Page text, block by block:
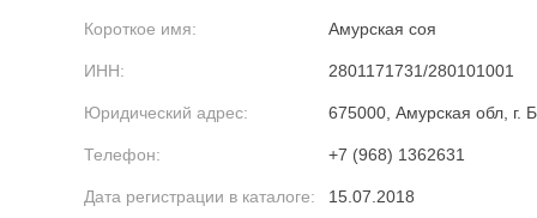
Короткое имя: Амурская соя
ИНН: 2801171731/280101001
Юридический адрес: 675000, Амурская обл, г.
Телефон: +7 (968) 1362631
Дата регистрации в каталоге: 15.07.2018